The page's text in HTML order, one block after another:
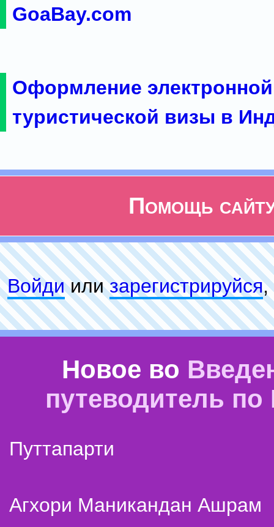
GoaBay.com
Оформление электронной
туристической визы в
Помощь
Войдиилизарeгиcтpируйся,
Новое во
путеводитель
Путтапарти
Агхори Маникандан Ашрам